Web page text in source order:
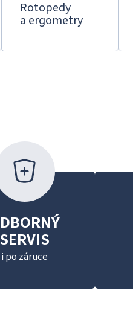
Rotopedy
a ergometry
SERVIS
i po záruce